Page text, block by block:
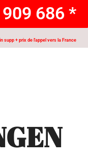
686 *
supp + prix de l'appel vers la France